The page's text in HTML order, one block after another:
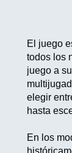
El juego
todos los
juego a
elegir
hasta
En los